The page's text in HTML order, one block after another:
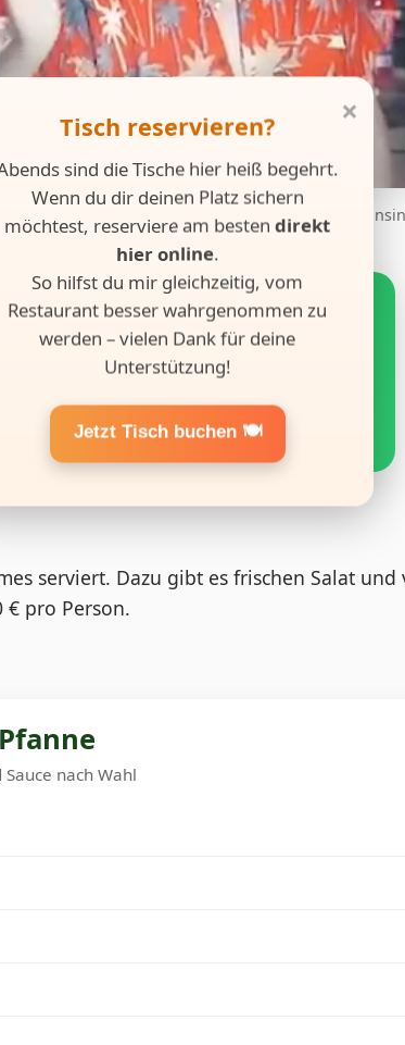
seinem neuen Lied "Dolce Vita" in der Bar
🔥 Starkes Rabatt Angebot bei Bar
Wahnsinn
dir jetzt schnell dein exklusives Mallorca-Rabatt-
Rabatt anzeigen
serviert. Dazu gibt es frischen Salat und
€ pro Person.
nach Wahl
×
Tisch reservieren?
sind die Tische hier heiß begehrt.
Wenn du dir deinen Platz sichern
möchtest, reserviere am besten direkt
hier online.
So hilfst du mir gleichzeitig, vom
Restaurant besser wahrgenommen zu
werden – vielen Dank für deine
Unterstützung!
Jetzt Tisch buchen 🍽️